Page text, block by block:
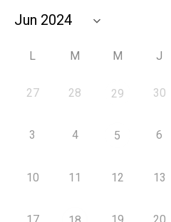
L M M J
27 28 29 30
3 4 5 6
10 11 12 13